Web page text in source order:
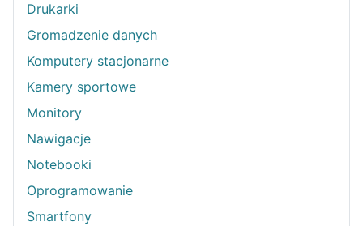
Drukarki
Gromadzenie danych
Komputery stacjonarne
Kamery sportowe
Monitory
Nawigacje
Notebooki
Oprogramowanie
Smartfony